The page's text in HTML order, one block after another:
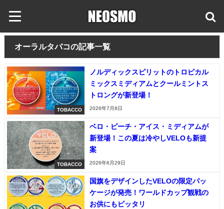
オーラルタバコの記事一覧
TOBACCO
ノルディックスピリットのトロピカル
ミックスミディアムとクールミントス
トロングが新登場！
2026年7月8日
TOBACCO
ベロ・ピーチ・アイス・ミディアムが
新登場！この夏は冷やしVELOも新提
案
2026年6月29日
国旗をデザインしたVELOの限定パッ
ケージが発売！ワールドカップ観戦の
お供にもピッタリ